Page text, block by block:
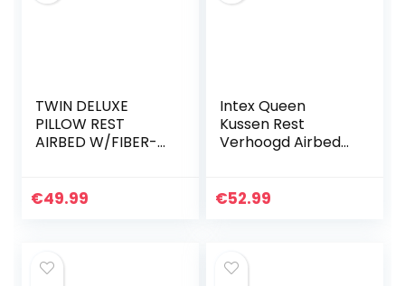
TWIN DELUXE
PILLOW REST
AIRBED W/FIBER-
€49.99
Intex Queen
Kussen Rest
Verhoogd Airbed
€52.99